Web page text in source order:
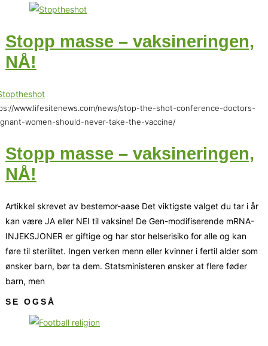
Stopp masse – vaksineringen,
NÅ!
www.lifesitenews.com/news/stop-the-shot-conference-doctors-
women-should-never-take-the-vaccine/
Stopp masse – vaksineringen,
NÅ!
Artikkel skrevet av bestemor-aase Det viktigste valget du tar i år
kan være JA eller NEI til vaksine! De Gen-modifiserende mRNA-
INJEKSJONER er giftige og har stor helserisiko for alle og kan
føre til sterilitet. Ingen verken menn eller kvinner i fertil alder som
ønsker barn, bør ta dem. Statsministeren ønsker at flere føder
barn, men
SE OGSÅ